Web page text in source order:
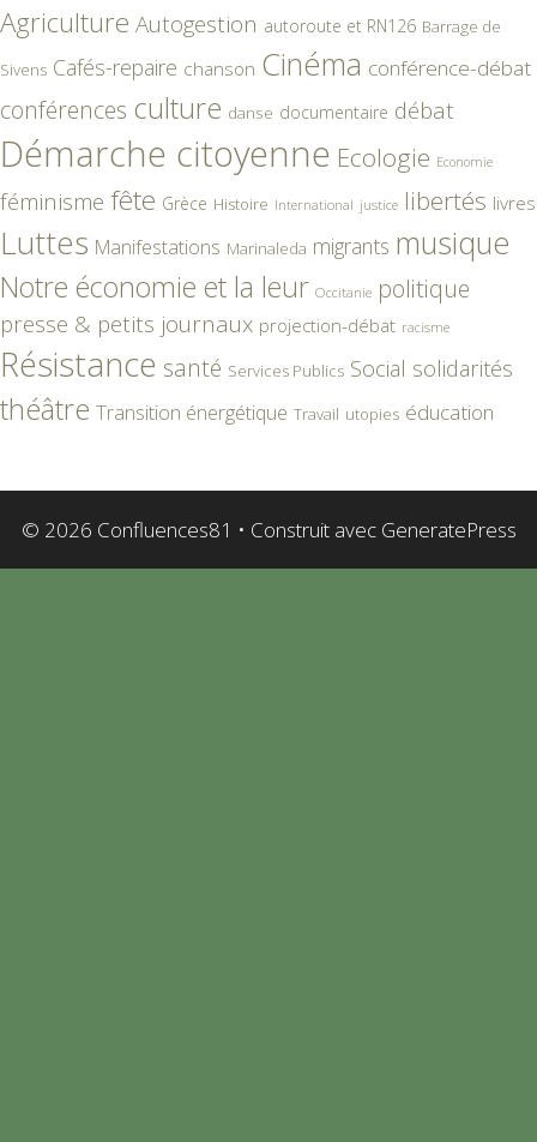
Agriculture Autogestion autoroute et RN126 Barrage de
Sivens Cafés-repaire chanson Cinéma conférence-débat
conférences culture danse documentaire débat
Démarche citoyenne Ecologie Economie
féminisme fête Grèce Histoire International justice libertés livres
Luttes Manifestations Marinaleda migrants musique
Notre économie et la leur Occitanie politique
presse & petits journaux projection-débat racisme
Résistance santé Services Publics Social solidarités
théâtre Transition énergétique Travail utopies éducation
© 2026 Confluences81 • Construit avec GeneratePress